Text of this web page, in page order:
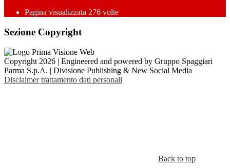
Pagina visualizzata 276 volte
Sezione Copyright
Copyright 2026 | Engineered and powered by Gruppo Spaggiari
Parma S.p.A. | Divisione Publishing & New Social Media
Disclaimer trattamento dati personali
Back to top